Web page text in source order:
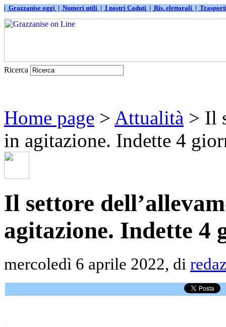
| Grazzanise oggi | Numeri utili | I nostri Caduti | Ris. elettorali |
Ricerca
Home page > Attualità > Il
in agitazione. Indette 4
Il settore
agitazione. Indette 4
mercoledì 6 aprile 2022, di